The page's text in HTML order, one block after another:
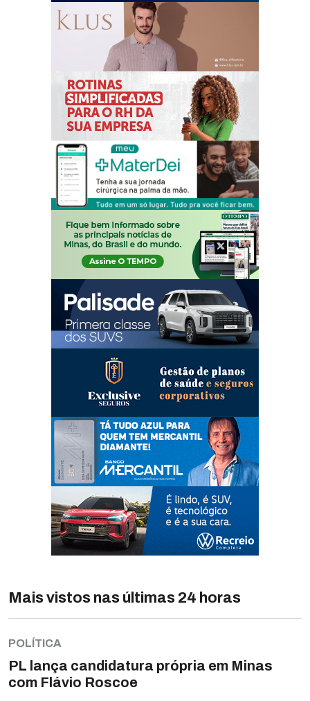
Mais vistos nas últimas 24 horas
POLÍTICA
PL lança candidatura própria em Minas
com Flávio Roscoe